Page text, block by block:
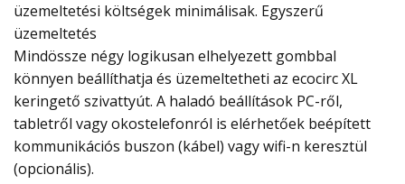
üzemeltetési költségek minimálisak. Egyszerű
üzemeltetés
Mindössze négy logikusan elhelyezett gombbal
könnyen beállíthatja és üzemeltetheti az ecocirc XL
keringető szivattyút. A haladó beállítások PC-ről,
tabletről vagy okostelefonról is elérhetőek beépített
kommunikációs buszon (kábel) vagy wifi-n keresztül
(opcionális).